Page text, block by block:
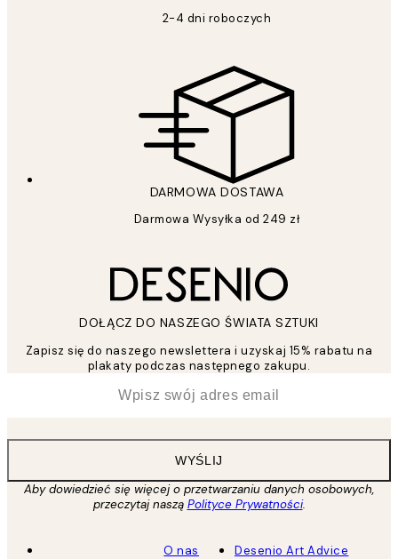
2-4 dni roboczych
DARMOWA DOSTAWA
Darmowa Wysyłka od 249 zł
DOŁĄCZ DO NASZEGO ŚWIATA SZTUKI
Zapisz się do naszego newslettera i uzyskaj 15% rabatu na
plakaty podczas następnego zakupu.
WYŚLIJ
Aby dowiedzieć się więcej o przetwarzaniu danych osobowych,
przeczytaj naszą Polityce Prywatności.
O nas
Desenio Art Advice